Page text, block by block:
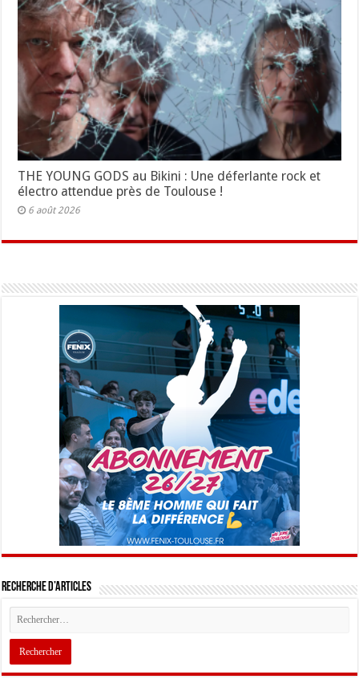
THE YOUNG GODS au Bikini : Une déferlante rock et
électro attendue près de Toulouse !
6 août 2026
Recherche d’articles